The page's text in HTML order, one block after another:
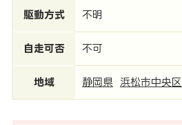
駆動方式 不明
自走可否 不可
地域 静岡県 浜松市中央区